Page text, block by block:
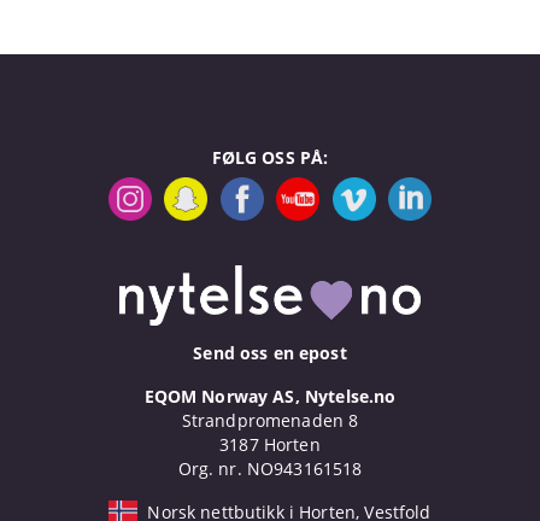
FØLG OSS PÅ:
Send oss en epost
EQOM Norway AS, Nytelse.no
Strandpromenaden 8
3187 Horten
Org. nr. NO943161518
Norsk nettbutikk i Horten, Vestfold